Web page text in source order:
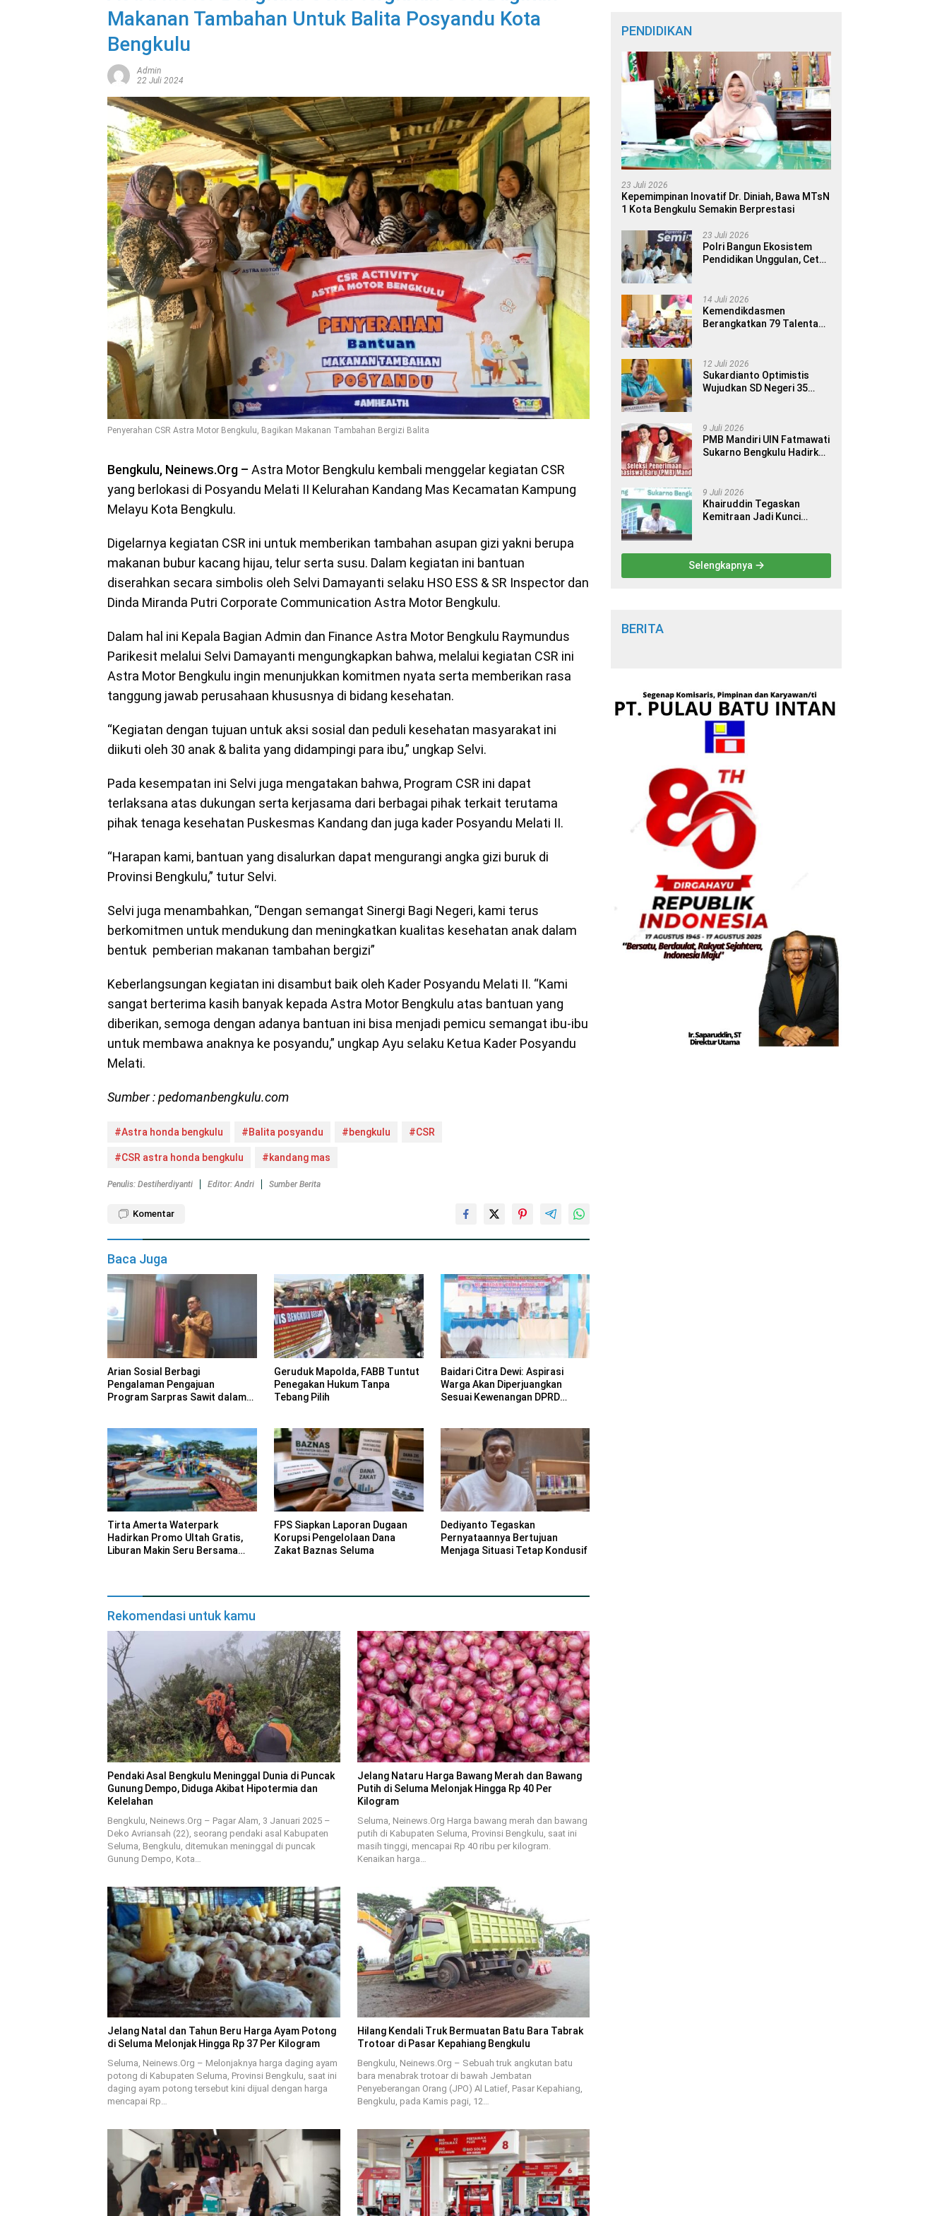
Makanan Tambahan Untuk Balita Posyandu Kota
Bengkulu
Admin
22 Juli 2024
Penyerahan CSR Astra Motor Bengkulu, Bagikan Makanan Tambahan Bergizi Balita
Bengkulu, Neinews.Org – Astra Motor Bengkulu kembali menggelar kegiatan CSR
yang berlokasi di Posyandu Melati II Kelurahan Kandang Mas Kecamatan Kampung
Melayu Kota Bengkulu.
Digelarnya kegiatan CSR ini untuk memberikan tambahan asupan gizi yakni berupa
makanan bubur kacang hijau, telur serta susu. Dalam kegiatan ini bantuan
diserahkan secara simbolis oleh Selvi Damayanti selaku HSO ESS & SR Inspector dan
Dinda Miranda Putri Corporate Communication Astra Motor Bengkulu.
Dalam hal ini Kepala Bagian Admin dan Finance Astra Motor Bengkulu Raymundus
Parikesit melalui Selvi Damayanti mengungkapkan bahwa, melalui kegiatan CSR ini
Astra Motor Bengkulu ingin menunjukkan komitmen nyata serta memberikan rasa
tanggung jawab perusahaan khususnya di bidang kesehatan.
“Kegiatan dengan tujuan untuk aksi sosial dan peduli kesehatan masyarakat ini
diikuti oleh 30 anak & balita yang didampingi para ibu,” ungkap Selvi.
Pada kesempatan ini Selvi juga mengatakan bahwa, Program CSR ini dapat
terlaksana atas dukungan serta kerjasama dari berbagai pihak terkait terutama
pihak tenaga kesehatan Puskesmas Kandang dan juga kader Posyandu Melati II.
“Harapan kami, bantuan yang disalurkan dapat mengurangi angka gizi buruk di
Provinsi Bengkulu,” tutur Selvi.
Selvi juga menambahkan, “Dengan semangat Sinergi Bagi Negeri, kami terus
berkomitmen untuk mendukung dan meningkatkan kualitas kesehatan anak dalam
bentuk pemberian makanan tambahan bergizi”
Keberlangsungan kegiatan ini disambut baik oleh Kader Posyandu Melati II. “Kami
sangat berterima kasih banyak kepada Astra Motor Bengkulu atas bantuan yang
diberikan, semoga dengan adanya bantuan ini bisa menjadi pemicu semangat ibu-ibu
untuk membawa anaknya ke posyandu,” ungkap Ayu selaku Ketua Kader Posyandu
Melati.
Sumber : pedomanbengkulu.com
#Astra honda bengkulu #Balita posyandu #bengkulu #CSR
#CSR astra honda bengkulu #kandang mas
Penulis: Destiherdiyanti Editor: Andri Sumber Berita
Komentar
Baca Juga
Arian Sosial Berbagi
Pengalaman Pengajuan
Program Sarpras Sawit dalam
Geruduk Mapolda, FABB Tuntut
Penegakan Hukum Tanpa
Tebang Pilih
Baidari Citra Dewi: Aspirasi
Warga Akan Diperjuangkan
Sesuai Kewenangan DPRD
Tirta Amerta Waterpark
Hadirkan Promo Ultah Gratis,
Liburan Makin Seru Bersama
FPS Siapkan Laporan Dugaan
Korupsi Pengelolaan Dana
Zakat Baznas Seluma
Dediyanto Tegaskan
Pernyataannya Bertujuan
Menjaga Situasi Tetap Kondusif
Rekomendasi untuk kamu
Pendaki Asal Bengkulu Meninggal Dunia di Puncak
Gunung Dempo, Diduga Akibat Hipotermia dan
Kelelahan
Bengkulu, Neinews.Org – Pagar Alam, 3 Januari 2025 –
Deko Avriansah (22), seorang pendaki asal Kabupaten
Seluma, Bengkulu, ditemukan meninggal di puncak
Gunung Dempo, Kota…
Jelang Nataru Harga Bawang Merah dan Bawang
Putih di Seluma Melonjak Hingga Rp 40 Per
Kilogram
Seluma, Neinews.Org Harga bawang merah dan bawang
putih di Kabupaten Seluma, Provinsi Bengkulu, saat ini
masih tinggi, mencapai Rp 40 ribu per kilogram.
Kenaikan harga…
Jelang Natal dan Tahun Beru Harga Ayam Potong
di Seluma Melonjak Hingga Rp 37 Per Kilogram
Seluma, Neinews.Org – Melonjaknya harga daging ayam
potong di Kabupaten Seluma, Provinsi Bengkulu, saat ini
daging ayam potong tersebut kini dijual dengan harga
mencapai Rp…
Hilang Kendali Truk Bermuatan Batu Bara Tabrak
Trotoar di Pasar Kepahiang Bengkulu
Bengkulu, Neinews.Org – Sebuah truk angkutan batu
bara menabrak trotoar di bawah Jembatan
Penyeberangan Orang (JPO) Al Latief, Pasar Kepahiang,
Bengkulu, pada Kamis pagi, 12…
PENDIDIKAN
23 Juli 2026
Kepemimpinan Inovatif Dr. Diniah, Bawa MTsN
1 Kota Bengkulu Semakin Berprestasi
23 Juli 2026
Polri Bangun Ekosistem
Pendidikan Unggulan, Cetak
14 Juli 2026
Kemendikdasmen
Berangkatkan 79 Talenta
12 Juli 2026
Sukardianto Optimistis
Wujudkan SD Negeri 35
Berdaya Saing
9 Juli 2026
PMB Mandiri UIN Fatmawati
Sukarno Bengkulu Hadirkan
9 Juli 2026
Khairuddin Tegaskan
Kemitraan Jadi Kunci
Selengkapnya
BERITA